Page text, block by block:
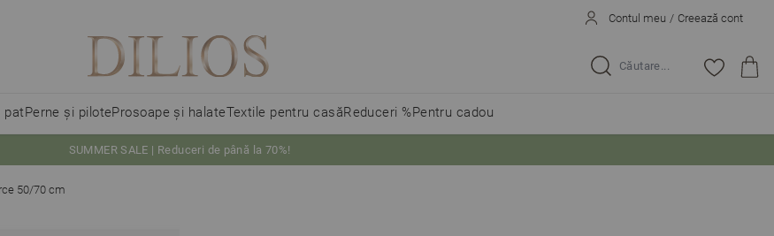
Contul meu / Creează cont
Caută...
patPerne și piloteProsoape și halateTextile pentru casăReduceri %Pentru cadou
SUMMER SALE | Reduceri de până la 70%!
50/70 cm